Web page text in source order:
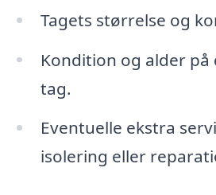
Tagets størrelse og
Kondition og alder
tag.
Eventuelle ekstra
isolering eller